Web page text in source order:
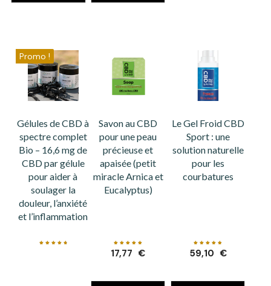
Promo !
Gélules de CBD à
spectre complet
Bio – 16,6 mg de
CBD par gélule
pour aider à
soulager la
douleur, l’anxiété
et l’inflammation
Savon au CBD
pour une peau
précieuse et
apaisée (petit
miracle Arnica et
Eucalyptus)
5.00
sur 5
17,77 €
Le Gel Froid CBD
Sport : une
solution naturelle
pour les
courbatures
4.93
sur 5
59,10 €